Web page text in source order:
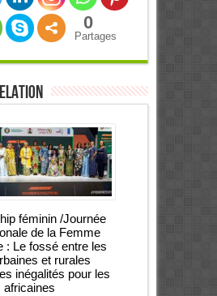
0
Partages
féminin /Journée
de la Femme
: Le fossé entre les
et rurales
inégalités pour les